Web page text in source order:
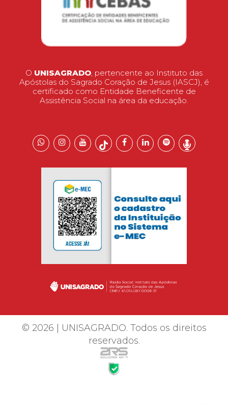
O UNISAGRADO, pertencente ao Instituto das
Apóstolas do Sagrado Coração de Jesus (IASCJ), é
certificado como Entidade Beneficente de
Assistência Social na área da educação.
© 2026 | UNISAGRADO. Todos os direitos
reservados.